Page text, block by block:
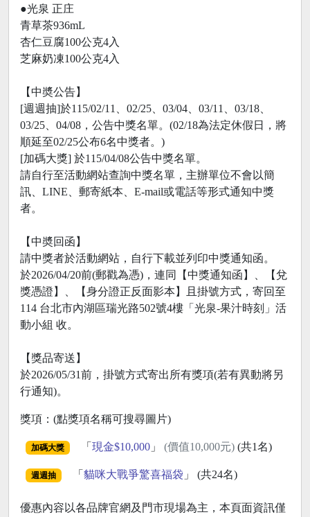
●光泉 正庄
青草茶936mL
杏仁豆腐100公克4入
芝麻奶凍100公克4入
【中奬公告】
[週週抽]於115/02/11、02/25、03/04、03/11、03/18、
03/25、04/08，公告中獎名單。(02/18為法定休假日，將
順延至02/25公布6名中獎者。)
[加碼大獎] 於115/04/08公告中獎名單。
請自行至活動網站查詢中獎名單，主辦單位不會以簡
訊、LINE、郵寄紙本、E-mail或電話等形式通知中獎
者。
【中奬回函】
請中獎者於活動網站，自行下載並列印中獎通知函。
於2026/04/20前(郵戳為憑)，連同【中獎通知函】、【兌
獎憑證】、【身分證正反面影本】且掛號方式，寄回至
114 台北市內湖區瑞光路502號4樓「光泉-果汁時刻」活
動小組 收。
【獎品寄送】
於2026/05/31前，掛號方式寄出所有獎項(若有異動將另
行通知)。
獎項：(點獎項名稱可搜尋圖片)
加碼大獎 「 現金$10,000」 (價值10,000元)(共1名)
週週抽 「 貓咪大戰爭驚喜福袋 」 (共24名)
優惠內容以各品牌官網及門市現場為主，本頁面資訊僅